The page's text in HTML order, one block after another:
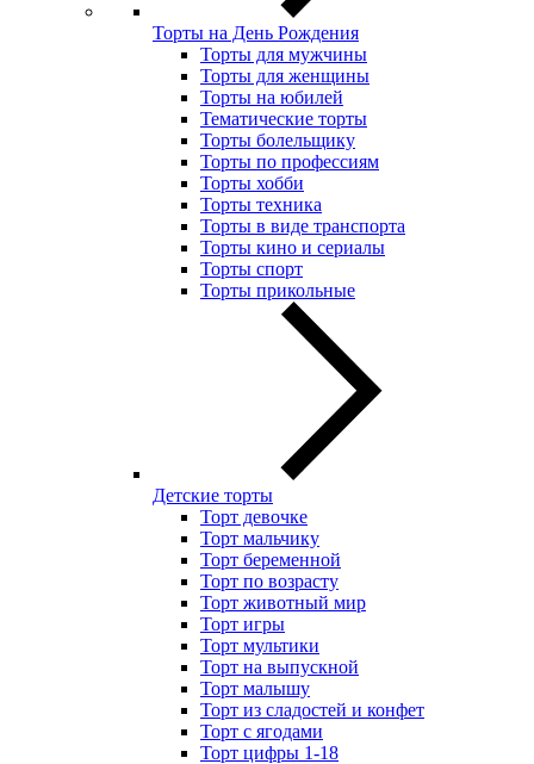
Торты на День Рождения
Торты для мужчины
Торты для женщины
Торты на юбилей
Тематические торты
Торты болельщику
Торты по профессиям
Торты хобби
Торты техника
Торты в виде транспорта
Торты кино и сериалы
Торты спорт
Торты прикольные
Детские торты
Торт девочке
Торт мальчику
Торт беременной
Торт по возрасту
Торт животный мир
Торт игры
Торт мультики
Торт на выпускной
Торт малышу
Торт из сладостей и конфет
Торт с ягодами
Торт цифры 1-18